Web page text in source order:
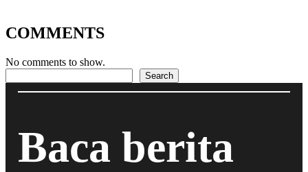
COMMENTS
No comments to show.
Search
Baca berita